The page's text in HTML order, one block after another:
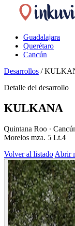
Guadalajara
Querétaro
Cancún
Desarrollos /
Detalle del desarrollo
KULKANA
Quintana Roo ·
Morelos mza. 5 Lt.4
Volver al listado Abrir